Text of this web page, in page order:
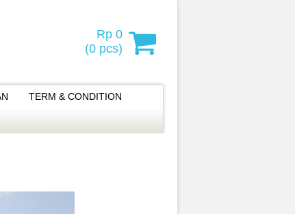
Rp 0
(0 pcs)
TERM & CONDITION